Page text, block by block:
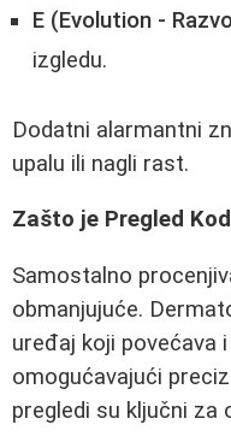
E (Evolution -
izgledu.
Dodatni alarmantni
upalu ili nagli rast.
Zašto je Pregled
Samostalno
obmanjujuće.
uređaj koji povećava
omogućavajući
pregledi su ključni za